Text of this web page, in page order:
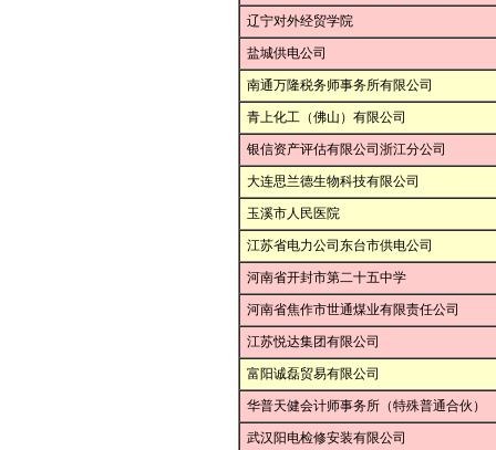
辽宁对外经贸学院
盐城供电公司
南通万隆税务师事务所有限公司
青上化工（佛山）有限公司
银信资产评估有限公司浙江分公司
大连思兰德生物科技有限公司
玉溪市人民医院
江苏省电力公司东台市供电公司
河南省开封市第二十五中学
河南省焦作市世通煤业有限责任公司
江苏悦达集团有限公司
富阳诚磊贸易有限公司
华普天健会计师事务所（特殊普通合伙）
武汉阳电检修安装有限公司